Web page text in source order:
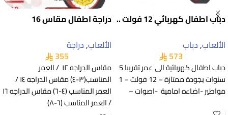
دباب اطفال كهربائي 12 فولت ..
الألعاب,دباب
573
دباب اطفال كهربائية الى عمر تقريبا 5
سنوات بجودة ممتازة – 12 فولت – 1
مواطير -اضاءه امامية -اصوات –
دراجة اطفال مقاس 16
الألعاب,دراجة
355
مقاس الدراجه ١٢ / العمر
المناسب(٣-٤) مقاس الدراجه ١٤ /
العمر المناسب (٤-٦) مقاس الدراجه ١٦
/ العمر المناسب (٦-٨)